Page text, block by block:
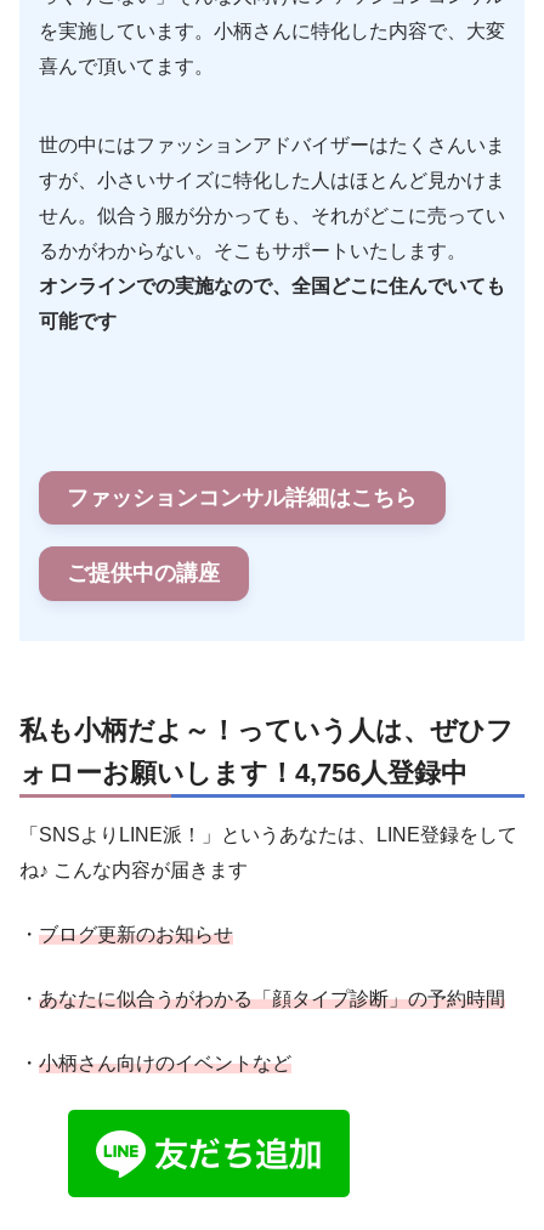
を実施しています。小柄さんに特化した内容で、大変
喜んで頂いてます。
世の中にはファッションアドバイザーはたくさんいま
すが、小さいサイズに特化した人はほとんど見かけま
せん。似合う服が分かっても、それがどこに売ってい
るかがわからない。そこもサポートいたします。
オンラインでの実施なので、全国どこに住んでいても
可能です
ファッションコンサル詳細はこちら
ご提供中の講座
私も小柄だよ～！っていう人は、ぜひフ
ォローお願いします！4,756人登録中
「SNSよりLINE派！」というあなたは、LINE登録をして
ね♪ こんな内容が届きます
・ ブログ更新のお知らせ
・ あなたに似合うがわかる「顔タイプ診断」の予約時間
・ 小柄さん向けのイベントなど